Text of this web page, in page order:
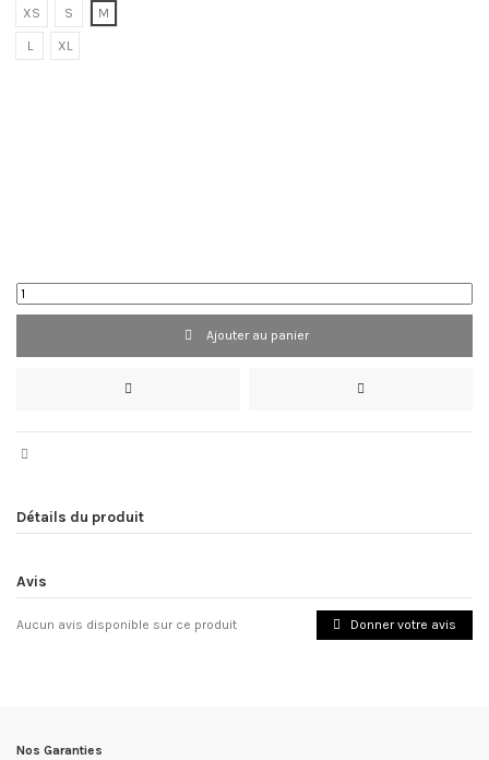
XS
S M
L XL
Ajouter au panier
Détails du produit
Avis
Aucun avis disponible sur ce produit Donner votre avis
Nos Garanties